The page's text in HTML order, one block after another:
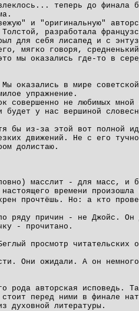
теперь до финала
и "оригинальную"
разработала
для себя лисапед и с
мягко говоря,
мы оказались где-то в
оказались в мире
упражнение.
совершенно не любимых
будет у нас вершиной
бы из-за этой вот полной
движений. Не с его
долистаю.
масслит - для масс, и
времени
прочтёшь. Но: а кто
ряду причин - не Джойс.
- прочитано.
просмотр читательских
Они ожидали. А он
рода авторская исповедь.
перед ними в финале
духовной литературы.